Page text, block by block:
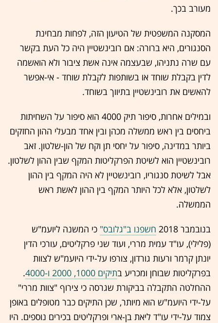
מעורב בכך.
המסקנה המשפטית של הטיעון הזה, לפחות מבחינת
הסנגורים, היא ברורה: אם רובינשטיין היה כל העת בקשר
עם שרה נתניהו, שבעצמה אינה אשת ציבור ולא הואשמה
לדין בקבלת שוחד או בשותפות לקבלת שוחד - אי-אפשר
להאשים את רובינשטיין בתיווך בשוחד.
ובמילים אחרות, סיפור תיק 4000 הוא סיפור על השחיתות
ביחסים בין ראש ממשלה מכהן ובין אחד מבעלי ההון החזקים
ביותר במדינה, סיפור על יחסי תן וקח של הון-שלטון. זאב
רובינשטיין הוא לשיטת הפרקליטות המקף שבין ההון לשלטון.
אבל לשיטת סנגוריו, רובינשטיין לא היה המקף בין ההון
לשלטון, אלא לכל היותר המקף בין ההון לאשת ראש
הממשלה.
בנובמבר 2018 חשפנו ב"גלובס" כי המשנה ליועמ"ש
(פלילי), עו"ד עמית מררי, ועוד שני פרקליטים, עורכי הדין
יונתן קרמר ורעות גורדון, צורפו על-ידי היועמ"ש לצוות
בפרקליטות שבוחן ומכריע בתיקים 1000, 2000 ו-4000
.
ההחלטה התקבלה בביקורת שגרסה כי צירוף "צוות מררי"
על-ידי היועמ"ש הוא מיותר, שכן התיקים כבר מטופלים באופן
צמוד על-ידי עו"ד ליאת בן-ארי ופרקליטים בכירים נוספים. היו